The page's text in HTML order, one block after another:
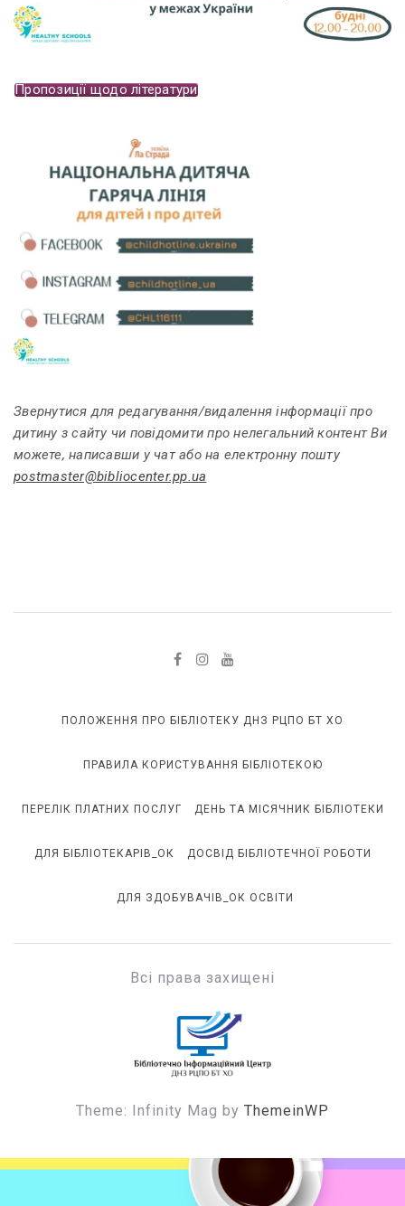
Пропозиції щодо літератури
Звернутися для редагування/видалення інформації про
дитину з сайту чи повідомити про нелегальний контент Ви
можете, написавши у чат або на електронну пошту
postmaster@bibliocenter.pp.ua
ПОЛОЖЕННЯ ПРО БІБЛІОТЕКУ ДНЗ РЦПО БТ ХО
ПРАВИЛА КОРИСТУВАННЯ БІБЛІОТЕКОЮ
ПЕРЕЛІК ПЛАТНИХ ПОСЛУГ ДЕНЬ ТА МІСЯЧНИК БІБЛІОТЕКИ
ДЛЯ БІБЛІОТЕКАРІВ_ОК ДОСВІД БІБЛІОТЕЧНОЇ РОБОТИ
ДЛЯ ЗДОБУВАЧІВ_ОК ОСВІТИ
Всі права захищені
БІЦ ДНЗ РЦПО БТ ХО
Theme: Infinity Mag by ThemeinWP